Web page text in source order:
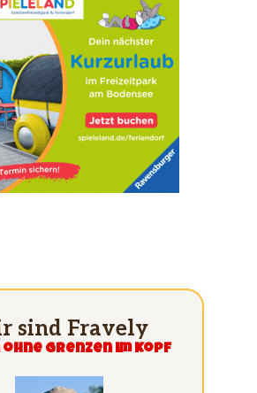
sind Fravely
ohne grenzen im Kopf